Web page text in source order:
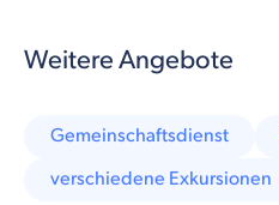
Weitere Angebote
Gemeinschaftsdienst
verschiedene Exkursionen